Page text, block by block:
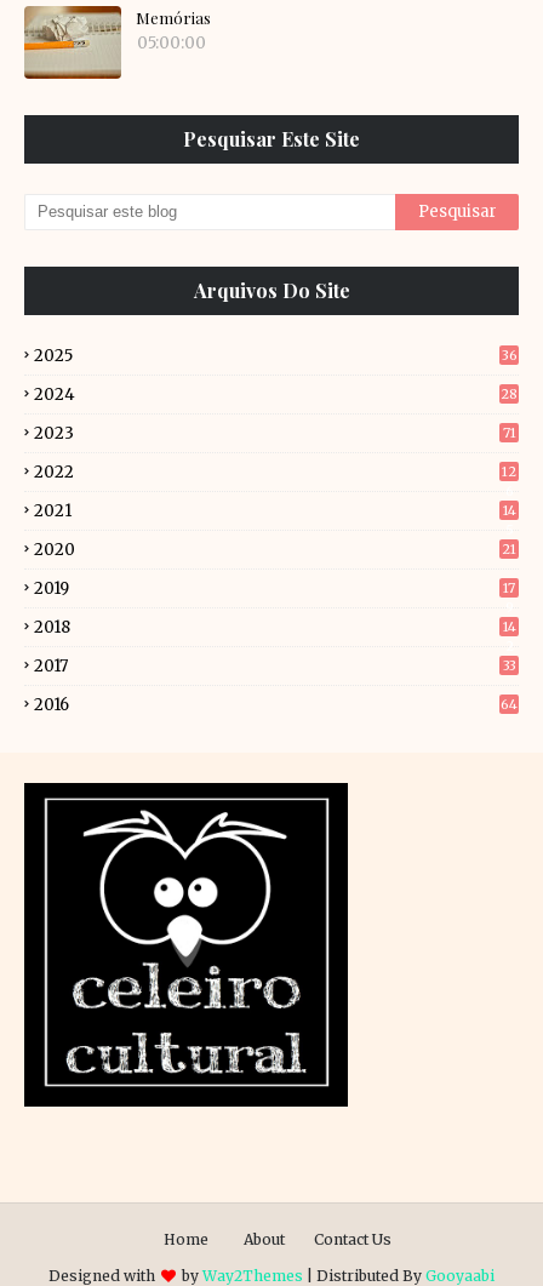
Memórias
05:00:00
Pesquisar Este Site
Arquivos Do Site
2025 36
2024 28
2023 71
2022
12
2021
14
2020 21
2019
17
2018
14
2017 33
2016 64
Home About
Contact Us
Designed with
byWay2Themes | Distributed By Gooyaabi